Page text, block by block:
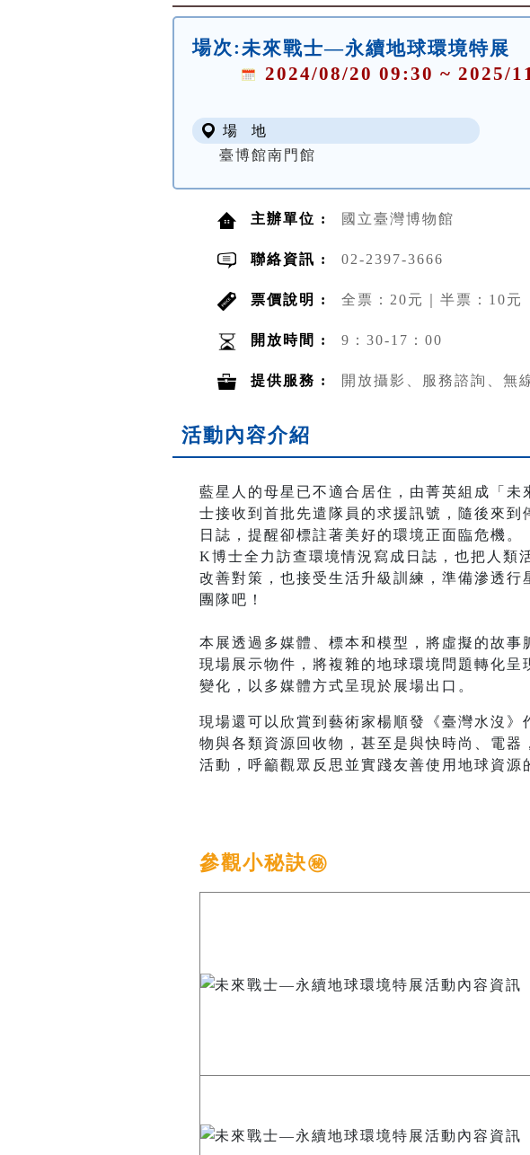
場次:未來戰士—永續地球環境特展
2024/08/20 09:30 ~ 2025/
場 地
臺博館南門館
主辦單位 : 國立臺灣博物館
聯絡資訊 : 02-2397-3666
票價說明 : 全票：20元｜半票：10元
開放時間 : 9：30-17：00
提供服務 : 開放攝影、服務諮詢、無
活動內容介紹
藍星人的母星已不適合居住，由菁英組成「
士接收到首批先遣隊員的求援訊號，隨後來
日誌，提醒卻標註著美好的環境正面臨危機。
K博士全力訪查環境情況寫成日誌，也把人類
改善對策，也接受生活升級訓練，準備滲透
團隊吧！
本展透過多媒體、標本和模型，將虛擬的故
現場展示物件，將複雜的地球環境問題轉化
變化，以多媒體方式呈現於展場出口。
現場還可以欣賞到藝術家楊順發《臺灣水沒
物與各類資源回收物，甚至是與快時尚、電
活動，呼籲觀眾反思並實踐友善使用地球資源
參觀小秘訣㊙️